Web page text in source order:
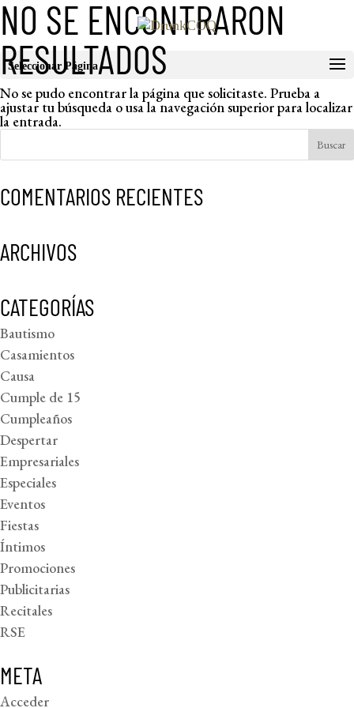
Seleccionar Página
NO SE ENCONTRARON
RESULTADOS
No se pudo encontrar la página que solicitaste. Prueba a
ajustar tu búsqueda o usa la navegación superior para localizar
la entrada.
COMENTARIOS RECIENTES
ARCHIVOS
CATEGORÍAS
Bautismo
Casamientos
Causa
Cumple de 15
Cumpleaños
Despertar
Empresariales
Especiales
Eventos
Fiestas
Íntimos
Promociones
Publicitarias
Recitales
RSE
META
Acceder